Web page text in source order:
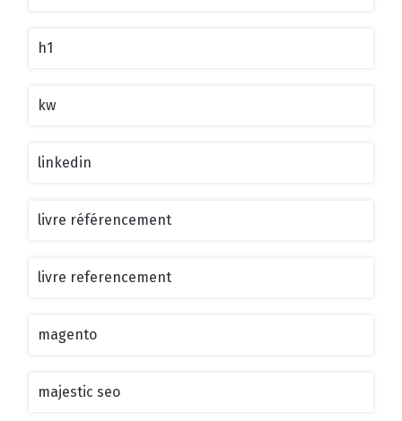
h1
kw
linkedin
livre référencement
livre referencement
magento
majestic seo